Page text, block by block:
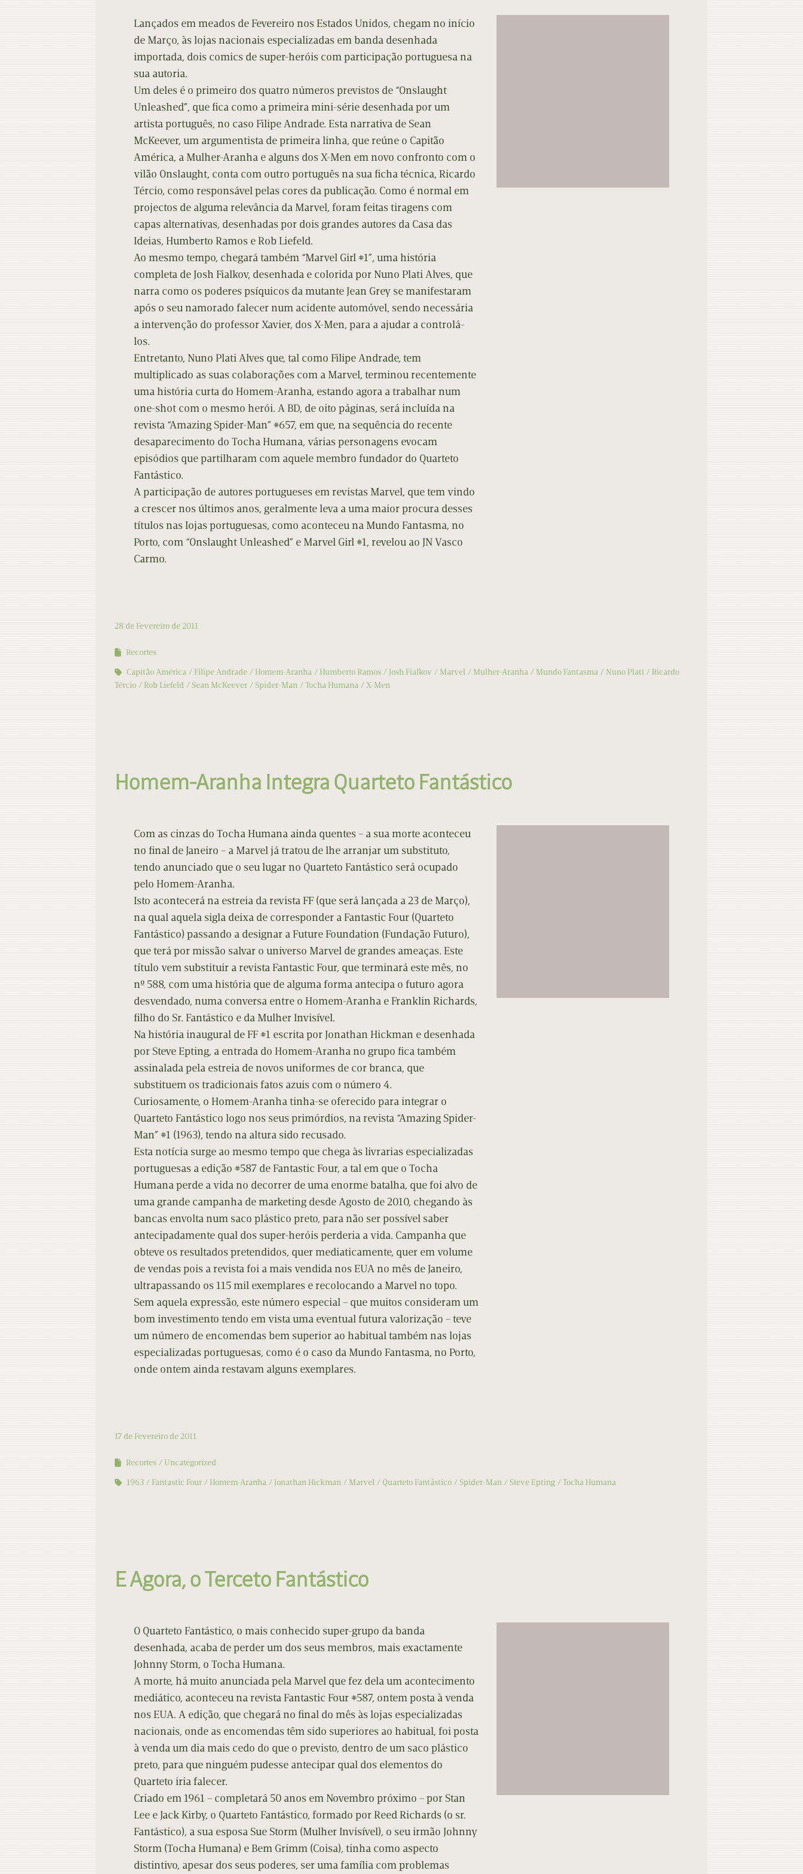
Lançados em meados de Fevereiro nos Estados Unidos, chegam no início
de Março, às lojas nacionais especializadas em banda desenhada
importada, dois comics de super-heróis com participação portuguesa na
sua autoria.
Um deles é o primeiro dos quatro números previstos de “Onslaught
Unleashed”, que fica como a primeira mini-série desenhada por um
artista português, no caso Filipe Andrade. Esta narrativa de Sean
McKeever, um argumentista de primeira linha, que reúne o Capitão
América, a Mulher-Aranha e alguns dos X-Men em novo confronto com o
vilão Onslaught, conta com outro português na sua ficha técnica, Ricardo
Tércio, como responsável pelas cores da publicação. Como é normal em
projectos de alguma relevância da Marvel, foram feitas tiragens com
capas alternativas, desenhadas por dois grandes autores da Casa das
Ideias, Humberto Ramos e Rob Liefeld.
Ao mesmo tempo, chegará também “Marvel Girl #1”, uma história
completa de Josh Fialkov, desenhada e colorida por Nuno Plati Alves, que
narra como os poderes psíquicos da mutante Jean Grey se manifestaram
após o seu namorado falecer num acidente automóvel, sendo necessária
a intervenção do professor Xavier, dos X-Men, para a ajudar a controlá-
los.
Entretanto, Nuno Plati Alves que, tal como Filipe Andrade, tem
multiplicado as suas colaborações com a Marvel, terminou recentemente
uma história curta do Homem-Aranha, estando agora a trabalhar num
one-shot com o mesmo herói. A BD, de oito páginas, será incluída na
revista “Amazing Spider-Man” #657, em que, na sequência do recente
desaparecimento do Tocha Humana, várias personagens evocam
episódios que partilharam com aquele membro fundador do Quarteto
Fantástico.
A participação de autores portugueses em revistas Marvel, que tem vindo
a crescer nos últimos anos, geralmente leva a uma maior procura desses
títulos nas lojas portuguesas, como aconteceu na Mundo Fantasma, no
Porto, com “Onslaught Unleashed” e Marvel Girl #1, revelou ao JN Vasco
Carmo.
28 de Fevereiro de 2011
Recortes
Capitão América
Filipe Andrade Homem-Aranha Humberto Ramos Josh Fialkov Marvel Mulher-Aranha Mundo Fantasma Nuno Plati
Ricardo
Tércio
Rob Liefeld Sean McKeever Spider-Man Tocha Humana X-Men
Homem-Aranha Integra Quarteto Fantástico
Com as cinzas do Tocha Humana ainda quentes – a sua morte aconteceu
no final de Janeiro – a Marvel já tratou de lhe arranjar um substituto,
tendo anunciado que o seu lugar no Quarteto Fantástico será ocupado
pelo Homem-Aranha.
Isto acontecerá na estreia da revista FF (que será lançada a 23 de Março),
na qual aquela sigla deixa de corresponder a Fantastic Four (Quarteto
Fantástico) passando a designar a Future Foundation (Fundação Futuro),
que terá por missão salvar o universo Marvel de grandes ameaças. Este
título vem substituir a revista Fantastic Four, que terminará este mês, no
nº 588, com uma história que de alguma forma antecipa o futuro agora
desvendado, numa conversa entre o Homem-Aranha e Franklin Richards,
filho do Sr. Fantástico e da Mulher Invisível.
Na história inaugural de FF #1 escrita por Jonathan Hickman e desenhada
por Steve Epting, a entrada do Homem-Aranha no grupo fica também
assinalada pela estreia de novos uniformes de cor branca, que
substituem os tradicionais fatos azuis com o número 4.
Curiosamente, o Homem-Aranha tinha-se oferecido para integrar o
Quarteto Fantástico logo nos seus primórdios, na revista “Amazing Spider-
Man” #1 (1963), tendo na altura sido recusado.
Esta notícia surge ao mesmo tempo que chega às livrarias especializadas
portuguesas a edição #587 de Fantastic Four, a tal em que o Tocha
Humana perde a vida no decorrer de uma enorme batalha, que foi alvo de
uma grande campanha de marketing desde Agosto de 2010, chegando às
bancas envolta num saco plástico preto, para não ser possível saber
antecipadamente qual dos super-heróis perderia a vida. Campanha que
obteve os resultados pretendidos, quer mediaticamente, quer em volume
de vendas pois a revista foi a mais vendida nos EUA no mês de Janeiro,
ultrapassando os 115 mil exemplares e recolocando a Marvel no topo.
Sem aquela expressão, este número especial – que muitos consideram um
bom investimento tendo em vista uma eventual futura valorização – teve
um número de encomendas bem superior ao habitual também nas lojas
especializadas portuguesas, como é o caso da Mundo Fantasma, no Porto,
onde ontem ainda restavam alguns exemplares.
17 de Fevereiro de 2011
Recortes
Uncategorized
1963
Fantastic Four Homem-Aranha Jonathan Hickman Marvel Quarteto Fantástico Spider-Man Steve Epting Tocha Humana
E Agora, o Terceto Fantástico
O Quarteto Fantástico, o mais conhecido super-grupo da banda
desenhada, acaba de perder um dos seus membros, mais exactamente
Johnny Storm, o Tocha Humana.
A morte, há muito anunciada pela Marvel que fez dela um acontecimento
mediático, aconteceu na revista Fantastic Four #587, ontem posta à venda
nos EUA. A edição, que chegará no final do mês às lojas especializadas
nacionais, onde as encomendas têm sido superiores ao habitual, foi posta
à venda um dia mais cedo do que o previsto, dentro de um saco plástico
preto, para que ninguém pudesse antecipar qual dos elementos do
Quarteto iria falecer.
Criado em 1961 – completará 50 anos em Novembro próximo – por Stan
Lee e Jack Kirby, o Quarteto Fantástico, formado por Reed Richards (o sr.
Fantástico), a sua esposa Sue Storm (Mulher Invisível), o seu irmão Johnny
Storm (Tocha Humana) e Bem Grimm (Coisa), tinha como aspecto
distintivo, apesar dos seus poderes, ser uma família com problemas